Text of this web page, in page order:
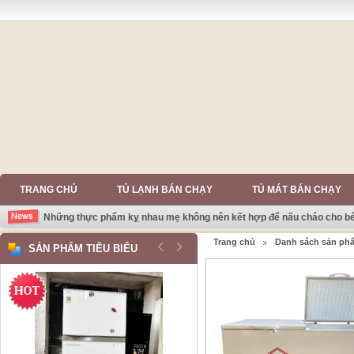
TRANG CHỦ TỦ LẠNH BÁN CHẠY TỦ MÁT BÁN CHẠY
Những thực phẩm kỵ nhau mẹ không nên kết hợp để nấu cháo cho
Trang chủ Danh sách sản
SẢN PHẨM TIÊU BIỂU